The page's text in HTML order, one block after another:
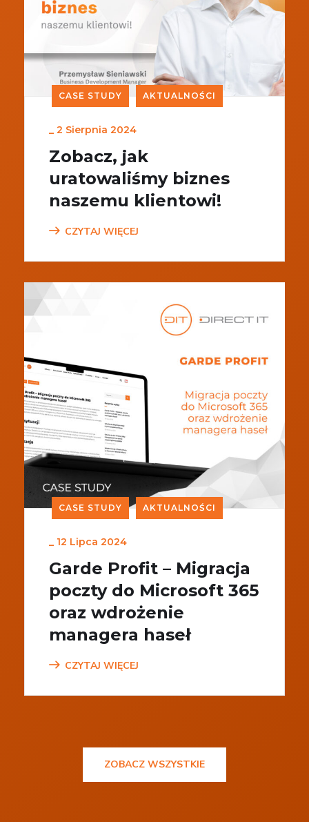
CASE STUDY AKTUALNOŚCI
_ 2 Sierpnia 2024
Zobacz, jak
uratowaliśmy biznes
naszemu klientowi!
CZYTAJ WIĘCEJ
CASE STUDY AKTUALNOŚCI
_ 12 Lipca 2024
Garde Profit – Migracja
poczty do Microsoft 365
oraz wdrożenie
managera haseł
CZYTAJ WIĘCEJ
ZOBACZ WSZYSTKIE